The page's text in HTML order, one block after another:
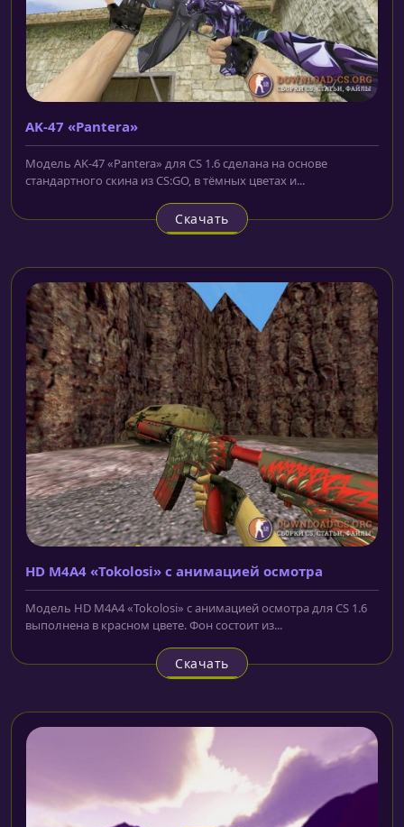
AK-47 «Pantera»
Модель AK-47 «Pantera» для CS 1.6 сделана на основе
стандартного скина из CS:GO, в тёмных цветах и...
Скачать
HD M4A4 «Tokolosi» с анимацией осмотра
Модель HD M4A4 «Tokolosi» с анимацией осмотра для CS 1.6
выполнена в красном цвете. Фон состоит из...
Скачать